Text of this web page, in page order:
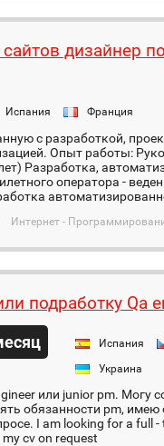
дизайнер
Испания Франция
с разработкой,
Опыт работы:
Разработка,
оператора -
Интернет -
подработку Qa
Испания
Украина
или junior pm. Могу
обязанности pm,
I am looking for a full -
cv on request